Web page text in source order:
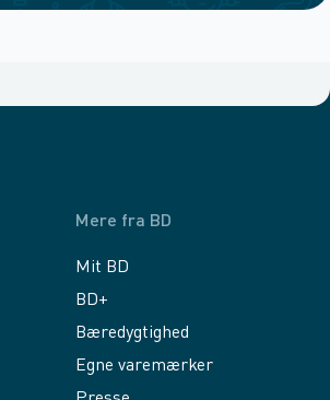
Mere fra BD
Mit BD
BD+
Bæredygtighed
Egne varemærker